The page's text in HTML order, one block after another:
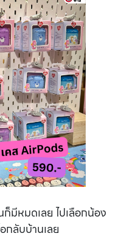
มีหมดเลย ไปเลือกน้อง
กลับบ้านเลย